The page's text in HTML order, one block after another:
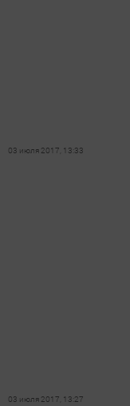
03 июля 2017, 13:33
03 июля 2017, 13:27